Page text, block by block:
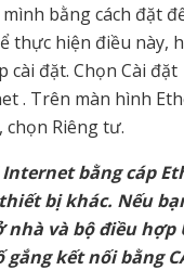
bằng cách đặt
thực hiện điều này,
cài đặt. Chọn Cài
. Trên màn hình
chọn Riêng tư.
bằng cáp
bị khác. Nếu
nhà và bộ điều hợp
kết nối bằng